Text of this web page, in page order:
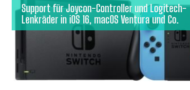
Support für Joycon-Controller und Logitech-
Lenkräder in iOS 16, macOS Ventura und Co.